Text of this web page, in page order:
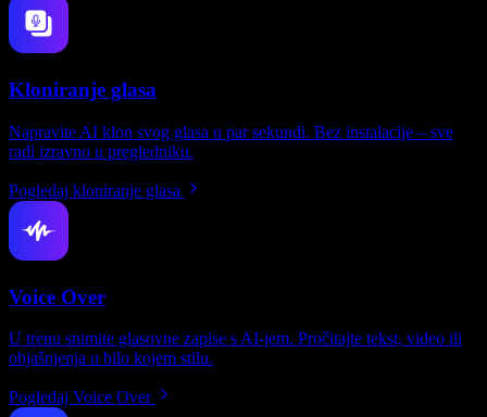
Kloniranje glasa
Napravite AI klon svog glasa u par sekundi. Bez instalacije – sve
radi izravno u pregledniku.
Pogledaj kloniranje glasa
Voice Over
U trenu snimite glasovne zapise s AI-jem. Pročitajte tekst, video ili
objašnjenja u bilo kojem stilu.
Pogledaj Voice Over